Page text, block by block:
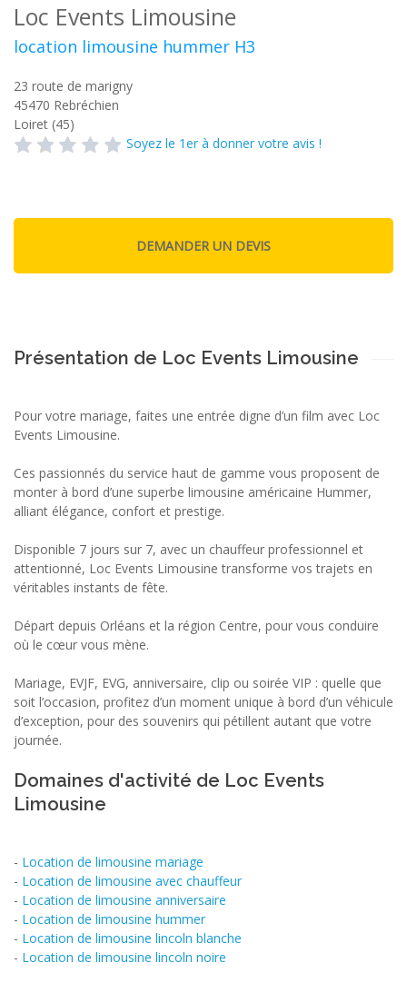
Loc Events Limousine
location limousine hummer H3
23 route de marigny
45470 Rebréchien
Loiret (45)
Soyez le 1er à donner votre avis !
Présentation de Loc Events Limousine
Pour votre mariage, faites une entrée digne d’un film avec Loc
Events Limousine.
Ces passionnés du service haut de gamme vous proposent de
monter à bord d’une superbe limousine américaine Hummer,
alliant élégance, confort et prestige.
Disponible 7 jours sur 7, avec un chauffeur professionnel et
attentionné, Loc Events Limousine transforme vos trajets en
véritables instants de fête.
Départ depuis Orléans et la région Centre, pour vous conduire
où le cœur vous mène.
Mariage, EVJF, EVG, anniversaire, clip ou soirée VIP : quelle que
soit l’occasion, profitez d’un moment unique à bord d’un véhicule
d’exception, pour des souvenirs qui pétillent autant que votre
journée.
Domaines d'activité de Loc Events
Limousine
- Location de limousine mariage
- Location de limousine avec chauffeur
- Location de limousine anniversaire
- Location de limousine hummer
- Location de limousine lincoln blanche
- Location de limousine lincoln noire